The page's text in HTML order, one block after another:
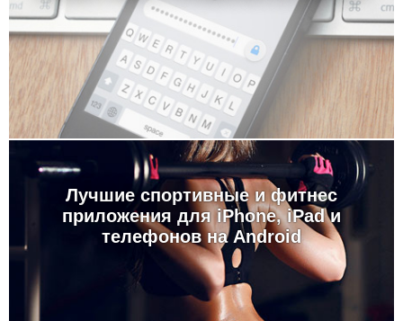
Лучшие спортивные и фитнес
приложения для iPhone, iPad и
телефонов на Android